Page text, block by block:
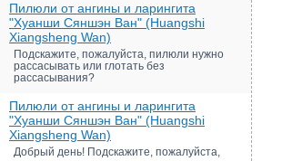
Пилюли от ангины и ларингита
"Хуанши Сяншэн Ван" (Huangshi
Xiangsheng Wan)
Подскажите, пожалуйста, пилюли нужно
рассасывать или глотать без
рассасывания?
Пилюли от ангины и ларингита
"Хуанши Сяншэн Ван" (Huangshi
Xiangsheng Wan)
Добрый день! Подскажите, пожалуйста,